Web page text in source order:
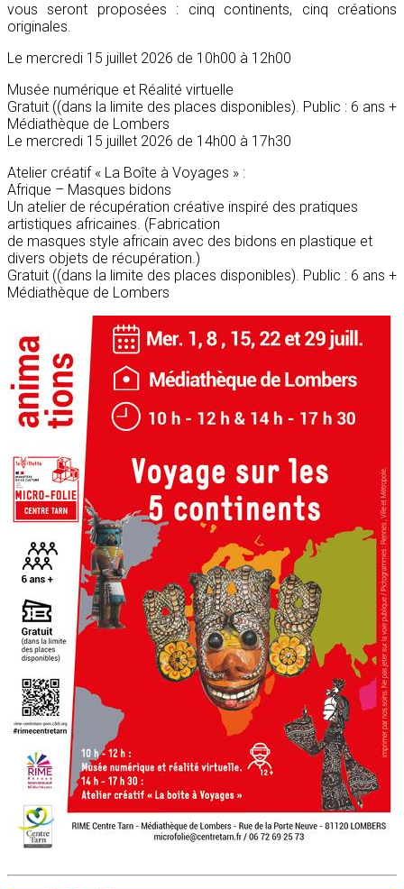
vous seront proposées : cinq continents, cinq créations
originales.
Le mercredi 15 juillet 2026 de 10h00 à 12h00
Musée numérique et Réalité virtuelle
Gratuit ((dans la limite des places disponibles). Public : 6 ans +
Médiathèque de Lombers
Le mercredi 15 juillet 2026 de 14h00 à 17h30
Atelier créatif « La Boîte à Voyages » :
Afrique – Masques bidons
Un atelier de récupération créative inspiré des pratiques
artistiques africaines. (Fabrication
de masques style africain avec des bidons en plastique et
divers objets de récupération.)
Gratuit ((dans la limite des places disponibles). Public : 6 ans +
Médiathèque de Lombers